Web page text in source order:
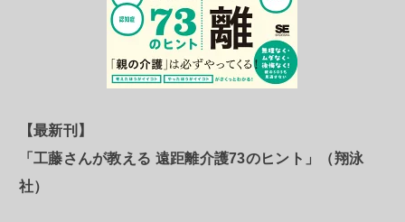
【最新刊】
「工藤さんが教える 遠距離介護73のヒント」（翔泳
社）